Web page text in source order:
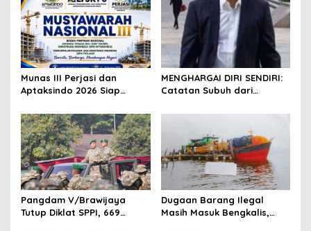
Munas III Perjasi dan
Aptaksindo 2026 Siap
Provinsi Akan Hadir
MENGHARGAI DIRI SENDIRI:
Catatan Subuh dari
Jawa
Pangdam V/Brawijaya
Tutup Diklat SPPI, 669
Dugaan Barang Ilegal
Masih Masuk Bengkalis,